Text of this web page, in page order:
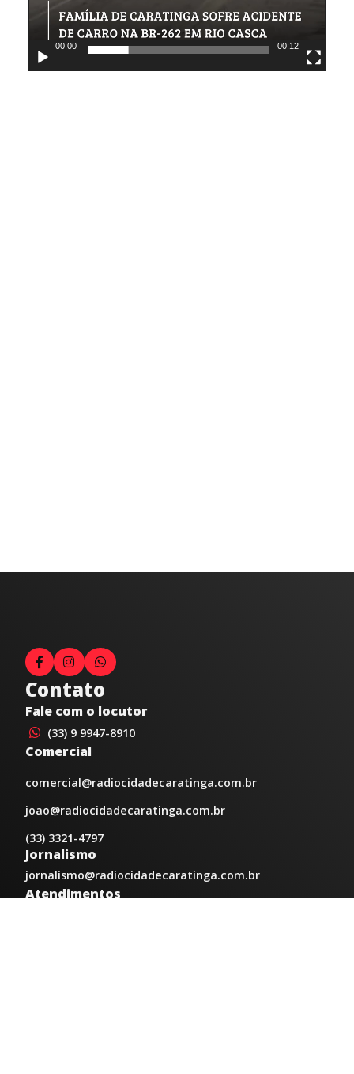
00:00 00:12
Contato
Fale com o locutor
(33) 9 9947-8910
Comercial
comercial@radiocidadecaratinga.com.br
joao@radiocidadecaratinga.com.br
(33) 3321-4797
Jornalismo
jornalismo@radiocidadecaratinga.com.br
Atendimentos